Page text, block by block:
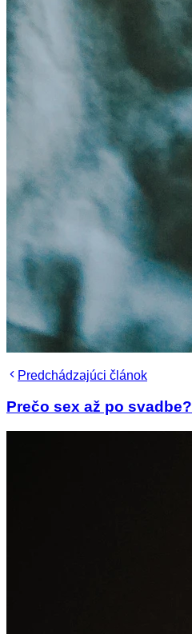
Predchádzajúci článok
Prečo sex až po svadbe?